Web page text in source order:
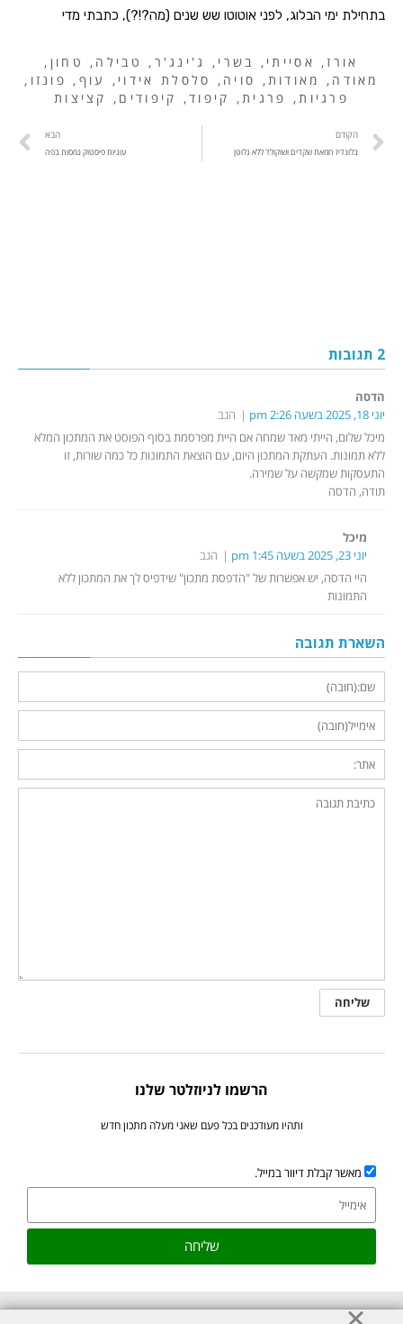
בתחילת ימי הבלוג, לפני אוטוטו שש שנים (מה?!?), כתבתי מדי
אורז, אסייתי , בשרי , ג'ינג'ר , טבילה , טחון ,
מאודה , מאודות, סויה , סלסלת אידוי , עוף , פונזו ,
פרגיות, פרגית, קיפוד, קיפודים , קציצות
הקודם
בלונדיז חמאת שקדים ושוקולד ללא גלוטן
הבא
עוגיות פיסטוק נמסות בפה
2 תגובות
הדסה
יוני 18, 2025 בשעה 2:26 pm
הגב
מיכל שלום, הייתי מאד שמחה אם היית מפרסמת בסוף הפוסט את המתכון המלא
ללא תמונות. העתקת המתכון היום, עם הוצאת התמונות כל כמה שורות, זו
התעסקות שמקשה על שמירה.
תודה, הדסה
מיכל
יוני 23, 2025 בשעה 1:45 pm
הגב
היי הדסה, יש אפשרות של "הדפסת מתכון" שידפיס לך את המתכון ללא
התמונות
השארת תגובה
הרשמו לניוזלטר שלנו
ותהיו מעודכנים בכל פעם שאני מעלה מתכון חדש
מאשר קבלת דיוור במייל.
שליחה